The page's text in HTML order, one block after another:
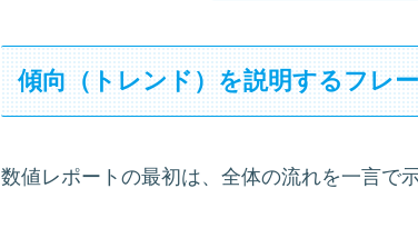
傾向（トレンド）を説明するフレ
数値レポートの最初は、全体の流れを一言で